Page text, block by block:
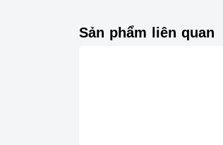
Sản phẩm liên quan